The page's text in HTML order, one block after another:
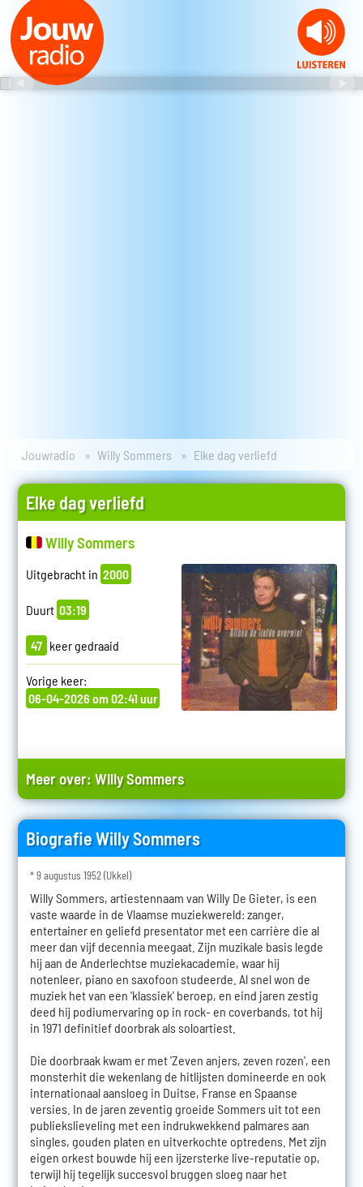
Jouwradio Willy Sommers Elke dag verliefd
Elke dag verliefd
Willy Sommers
Uitgebracht in 2000
Duurt 03:19
47 keer gedraaid
Vorige keer:
06-04-2026 om 02:41 uur
Meer over:Willy Sommers
Biografie Willy Sommers
* 9 augustus 1952 (Ukkel)
Willy Sommers, artiestennaam van Willy De Gieter, is een
vaste waarde in de Vlaamse muziekwereld: zanger,
entertainer en geliefd presentator met een carrière die al
meer dan vijf decennia meegaat. Zijn muzikale basis legde
hij aan de Anderlechtse muziekacademie, waar hij
notenleer, piano en saxofoon studeerde. Al snel won de
muziek het van een 'klassiek' beroep, en eind jaren zestig
deed hij podiumervaring op in rock- en coverbands, tot hij
in 1971 definitief doorbrak als soloartiest.
Die doorbraak kwam er met 'Zeven anjers, zeven rozen', een
monsterhit die wekenlang de hitlijsten domineerde en ook
internationaal aansloeg in Duitse, Franse en Spaanse
versies. In de jaren zeventig groeide Sommers uit tot een
publiekslieveling met een indrukwekkend palmares aan
singles, gouden platen en uitverkochte optredens. Met zijn
eigen orkest bouwde hij een ijzersterke live-reputatie op,
terwijl hij tegelijk succesvol bruggen sloeg naar het